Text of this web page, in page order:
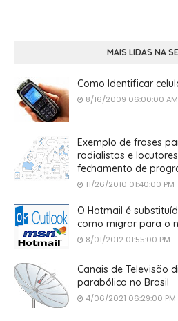
MAIS LIDAS NA
Como Identificar
8/16/2009 06:00:00 AM
Exemplo de frases
radialistas e
fechamento de
11/26/2010 01:40:00 PM
O Hotmail é
como migrar para o
8/01/2012 01:55:00 PM
Canais de Televisão
parabólica no Brasil
4/06/2021 06:29:00 PM